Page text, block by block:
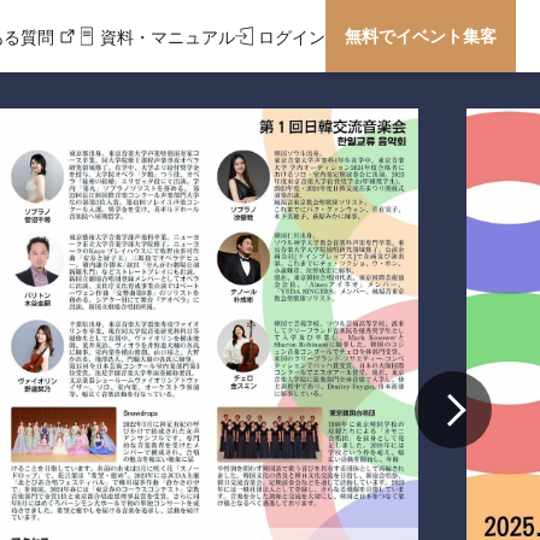
質問 資料・マニュアル ログイン 無料でイベント集客